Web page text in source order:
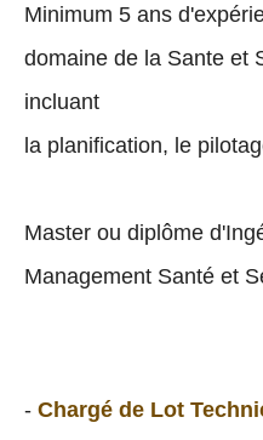
Minimum 5 ans
domaine de la Sante et
incluant
la planification, le
Master ou diplôme
Management Santé et
- Chargé de Lot